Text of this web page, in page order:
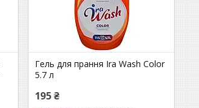
Гель для прання Ira Wash Color
5.7 л
195 ₴